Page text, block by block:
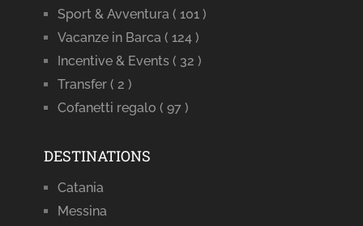
Sport & Avventura ( 101 )
Vacanze in Barca ( 124 )
Incentive & Events ( 32 )
Transfer ( 2 )
Cofanetti regalo ( 97 )
DESTINATIONS
Catania
Messina